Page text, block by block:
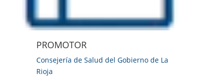
PROMOTOR
Consejería de Salud del Gobierno de La
Rioja